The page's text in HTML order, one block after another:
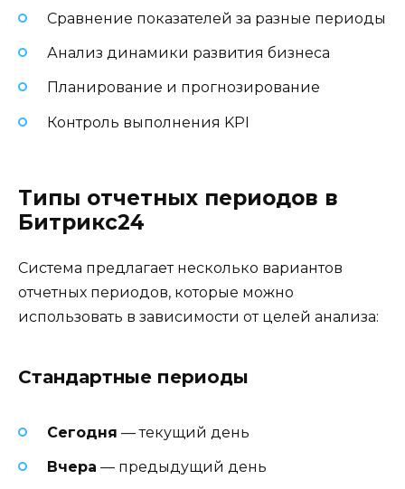
Сравнение показателей за разные периоды
Анализ динамики развития бизнеса
Планирование и прогнозирование
Контроль выполнения KPI
Типы отчетных периодов в
Битрикс24
Система предлагает несколько вариантов
отчетных периодов, которые можно
использовать в зависимости от целей анализа:
Стандартные периоды
Сегодня — текущий день
Вчера — предыдущий день